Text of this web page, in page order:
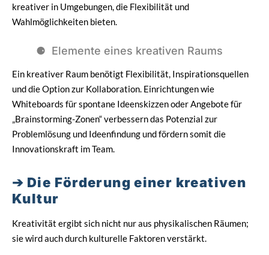
kreativer in Umgebungen, die Flexibilität und
Wahlmöglichkeiten bieten.
Elemente eines kreativen Raums
Ein kreativer Raum benötigt Flexibilität, Inspirationsquellen
und die Option zur Kollaboration. Einrichtungen wie
Whiteboards für spontane Ideenskizzen oder Angebote für
„Brainstorming-Zonen“ verbessern das Potenzial zur
Problemlösung und Ideenfindung und fördern somit die
Innovationskraft im Team.
Die Förderung einer kreativen
Kultur
Kreativität ergibt sich nicht nur aus physikalischen Räumen;
sie wird auch durch kulturelle Faktoren verstärkt.